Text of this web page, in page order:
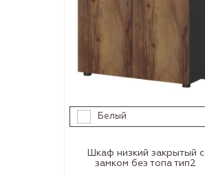
Белый
Шкаф низкий закрытый с
замком без топа тип2